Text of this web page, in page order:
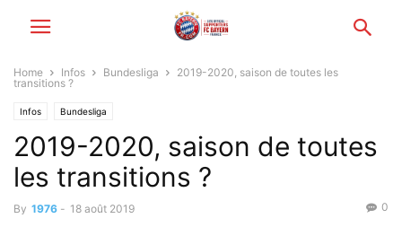
Home Infos Bundesliga
2019-2020, saison de toutes les
transitions ?
Infos Bundesliga
2019-2020, saison de toutes
les transitions ?
By 1976 - 18 août 2019 0